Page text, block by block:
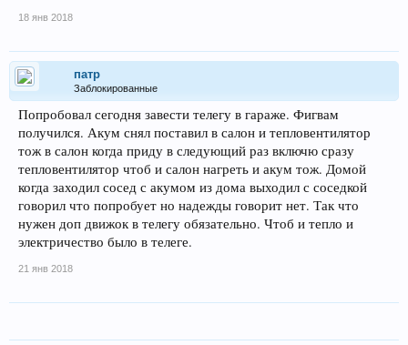
18 янв 2018
патр
Заблокированные
Попробовал сегодня завести телегу в гараже. Фигвам
получился. Акум снял поставил в салон и тепловентилятор
тож в салон когда приду в следующий раз включю сразу
тепловентилятор чтоб и салон нагреть и акум тож. Домой
когда заходил сосед с акумом из дома выходил с соседкой
говорил что попробует но надежды говорит нет. Так что
нужен доп движок в телегу обязательно. Чтоб и тепло и
электричество было в телеге.
21 янв 2018